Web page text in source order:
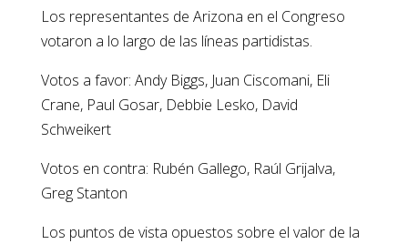
Los representantes de Arizona en el Congreso
votaron a lo largo de las líneas partidistas.
Votos a favor: Andy Biggs, Juan Ciscomani, Eli
Crane, Paul Gosar, Debbie Lesko, David
Schweikert
Votos en contra: Rubén Gallego, Raúl Grijalva,
Greg Stanton
Los puntos de vista opuestos sobre el valor de la